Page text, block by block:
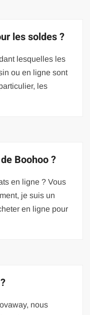
les soldes ?
lesquelles les
ou en ligne sont
les
Boohoo ?
en ligne ? Vous
je suis un
en ligne pour
nous